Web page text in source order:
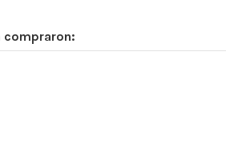
compraron: